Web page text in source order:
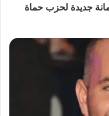
جديدة لحزب حماة